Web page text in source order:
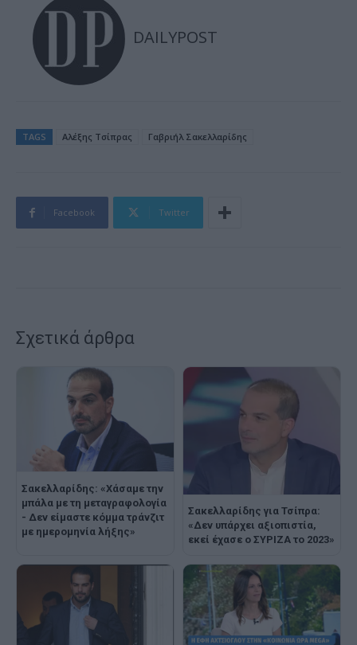
DAILYPOST
TAGS Αλέξης Τσίπρας Γαβριήλ Σακελλαρίδης
Facebook Twitter
Σχετικά άρθρα
Σακελλαρίδης: «Χάσαμε την
μπάλα με τη μεταγραφολογία
- Δεν είμαστε κόμμα τράνζιτ
με ημερομηνία λήξης»
Σακελλαρίδης για Τσίπρα:
«Δεν υπάρχει αξιοπιστία,
εκεί έχασε ο ΣΥΡΙΖΑ το 2023»